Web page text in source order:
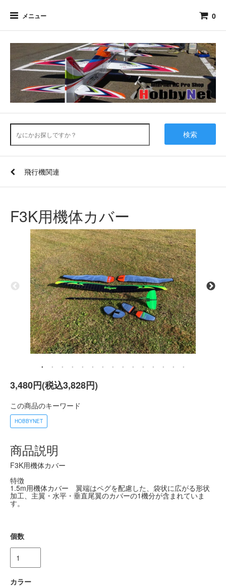
メニュー 0
検索
飛行機関連
F3K用機体カバー
3,480円(税込3,828円)
この商品のキーワード
HOBBYNET
商品説明
F3K用機体カバー
特徴
1.5m用機体カバー 翼端はペグを配慮した、袋状に広がる形状
加工、主翼・水平・垂直尾翼のカバーの1機分が含まれていま
す。
個数
カラー